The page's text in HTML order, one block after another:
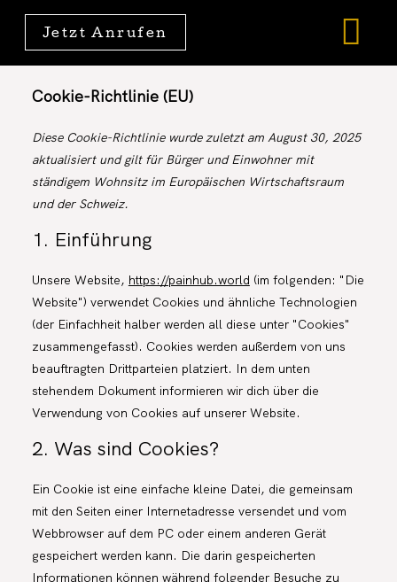
Jetzt Anrufen
Cookie-Richtlinie (EU)
Diese Cookie-Richtlinie wurde zuletzt am August 30, 2025
aktualisiert und gilt für Bürger und Einwohner mit
ständigem Wohnsitz im Europäischen Wirtschaftsraum
und der Schweiz.
1. Einführung
Unsere Website, https://painhub.world (im folgenden: "Die
Website") verwendet Cookies und ähnliche Technologien
(der Einfachheit halber werden all diese unter "Cookies"
zusammengefasst). Cookies werden außerdem von uns
beauftragten Drittparteien platziert. In dem unten
stehendem Dokument informieren wir dich über die
Verwendung von Cookies auf unserer Website.
2. Was sind Cookies?
Ein Cookie ist eine einfache kleine Datei, die gemeinsam
mit den Seiten einer Internetadresse versendet und vom
Webbrowser auf dem PC oder einem anderen Gerät
gespeichert werden kann. Die darin gespeicherten
Informationen können während folgender Besuche zu